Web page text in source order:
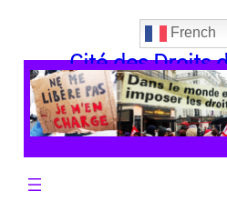
contenu
French
Cité des Droits